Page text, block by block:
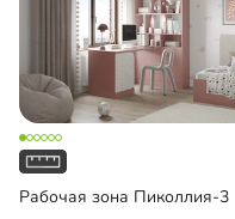
Рабочая зона Пиколлия-3